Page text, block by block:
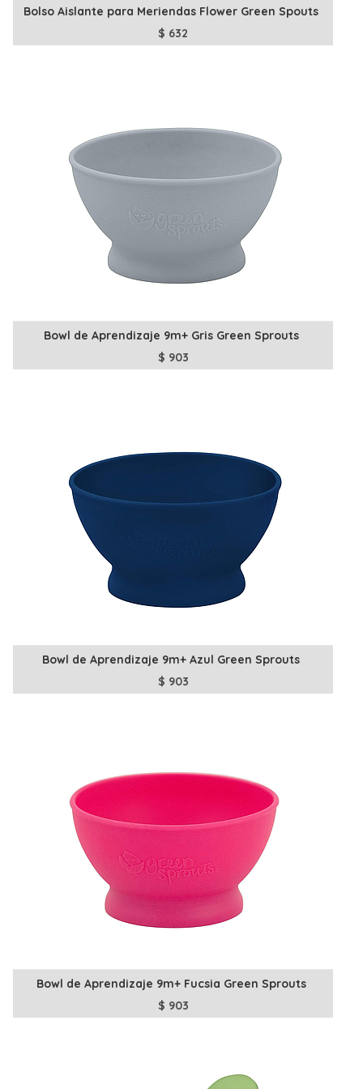
Bolso Aislante para Meriendas Flower Green Spouts
$ 632
Bowl de Aprendizaje 9m+ Gris Green Sprouts
$ 903
Bowl de Aprendizaje 9m+ Azul Green Sprouts
$ 903
Bowl de Aprendizaje 9m+ Fucsia Green Sprouts
$ 903